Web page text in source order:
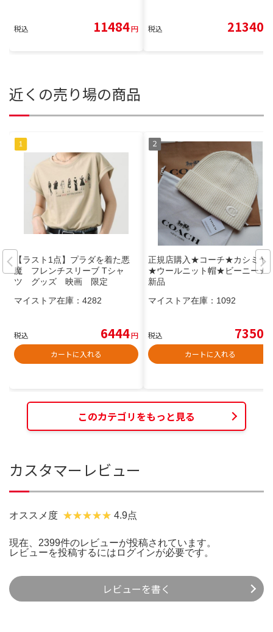
税込 11484円 税込 21340
近くの売り場の商品
【ラスト1点】プラダを着た悪
魔 フレンチスリーブ Tシャ
ツ グッズ 映画 限定
マイストア在庫： 4282
税込 6444円
カートに入れる
正規店購入★コーチ★カシミヤ
★ウールニット帽★ビーニー★
新品
マイストア在庫： 1092
税込 7350
カートに入れる
このカテゴリをもっと見る
カスタマーレビュー
オススメ度 4.9点
現在、2399件のレビューが投稿されています。
レビューを投稿するには ログインが必要です。
レビューを書く